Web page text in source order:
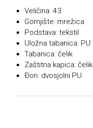
Veličina: 43
Gornjište: mrežica
Podstava: tekstil
Uložna tabanica: PU
Tabanica: čelik
Zaštitna kapica: čelik
Đon: dvosjolni PU